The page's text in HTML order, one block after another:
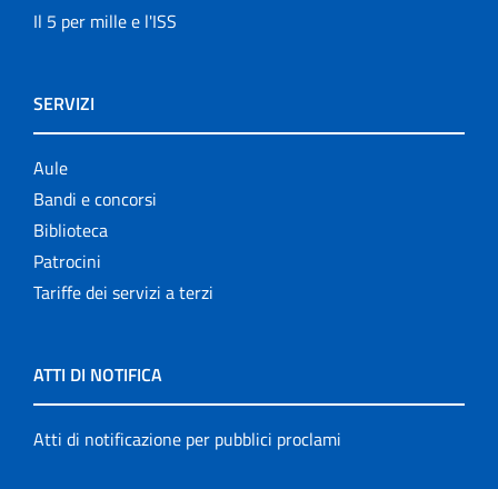
Il 5 per mille e l'ISS
SERVIZI
Aule
Bandi e concorsi
Biblioteca
Patrocini
Tariffe dei servizi a terzi
ATTI DI NOTIFICA
Atti di notificazione per pubblici proclami